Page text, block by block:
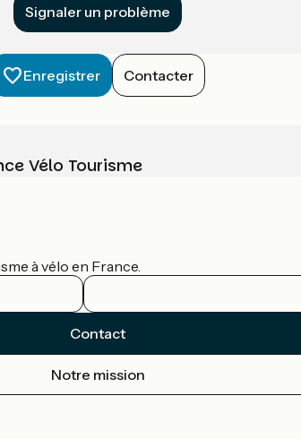
Signaler un problème
Enregistrer Contacter
Vélo Tourisme
à vélo en France.
Contact
Notre mission